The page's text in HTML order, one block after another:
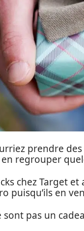
prendre
regrouper
chez Target
puisqu’ils en
sont pas un